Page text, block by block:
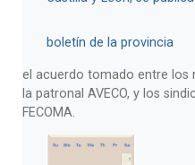
boletín de la provincia
el acuerdo tomado entre los
la patronal AVECO, y los
FECOMA.